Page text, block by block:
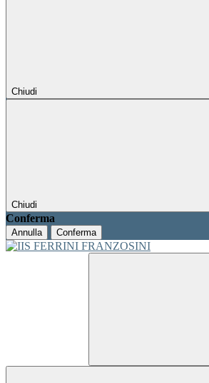
Chiudi
Chiudi
Conferma
Annulla Conferma